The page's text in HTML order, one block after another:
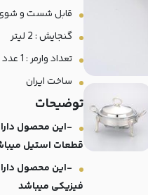
قابل شست و
گنجایش : 2 لیتر
تعداد وارمر : 1 عدد
ساخت ایران
توضیحات
-این محصول
قطعات استیل
-این محصول
فیزیکی میباشد